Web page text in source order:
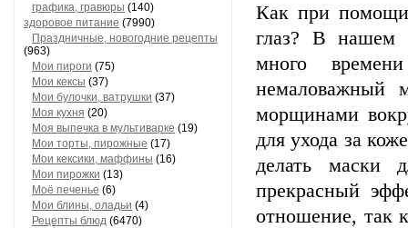
графика, гравюры (140)
здоровое питание (7990)
Праздничные, новогодние рецепты
(963)
Мои пироги (75)
Мои кексы (37)
Мои булочки, ватрушки (37)
Моя кухня (20)
Моя выпечка в мультиварке (19)
Мои торты, пирожные (17)
Мои кексики, маффины (16)
Мои пирожки (13)
Моё печенье (6)
Мои блины, оладьи (4)
Рецепты блюд (6470)
Как при помощи
глаз? В нашем
много
немаловажный
морщинами
для ухода за
делать маски
прекрасный
отношение, так